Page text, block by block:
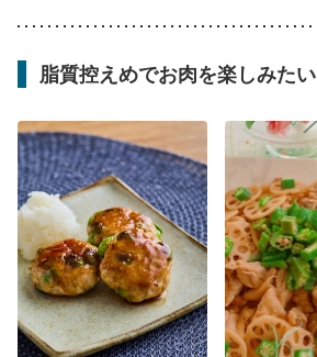
脂質控えめでお肉を楽しみたい